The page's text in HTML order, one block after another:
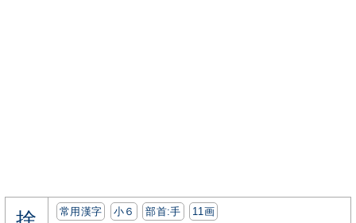
常用漢字 小６ 部首:⼿ 11画